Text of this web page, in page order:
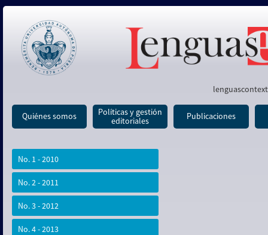
Quiénes somos
Políticas y gestión
editoriales
Publicaciones
No. 1 - 2010
No. 2 - 2011
No. 3 - 2012
No. 4 - 2013